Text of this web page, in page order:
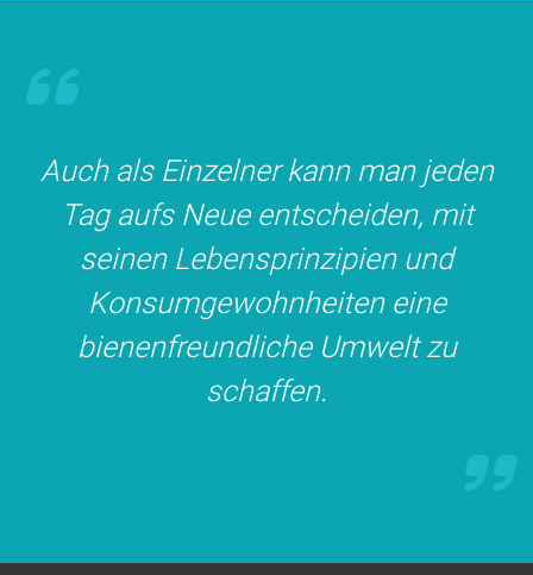
Auch als Einzelner kann man jeden
Tag aufs Neue entscheiden, mit
seinen Lebensprinzipien und
Konsumgewohnheiten eine
bienenfreundliche Umwelt zu
schaffen.